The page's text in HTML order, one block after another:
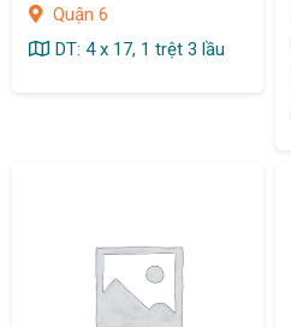
Quận 6
DT: 4 x 17, 1 trệt 3 lầu